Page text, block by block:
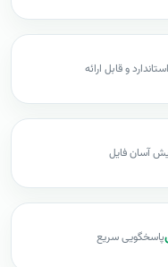
و قابل ارائه
آسان فایل
پاسخگویی سریع